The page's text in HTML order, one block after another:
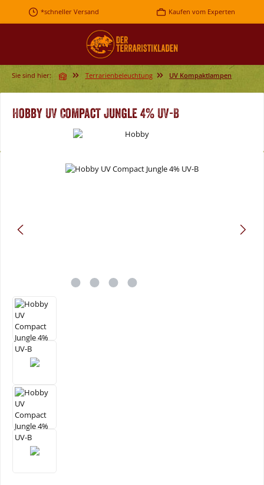
Zum Hauptinhalt springen
*schneller Versand Kaufen vom Experten
Sie sind hier: Terrarienbeleuchtung UV Kompaktlampen
Hobby UV Compact Jungle 4% UV-B
Bildergalerie überspringen